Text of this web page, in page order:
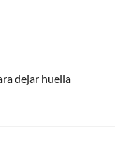
dejar huella